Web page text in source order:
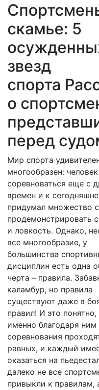
скамье: 5
звезд
спорта
о
перед
Мир спорта
многообразен:
соревноваться еще с
времен и к
придумал множество
продемонстрировать
и ловкость. Однако,
все многообразие, у
большинства
дисциплин есть одна
черта – правила.
каламбур, но правила
существуют даже в
правил! И это понятно,
именно благодаря ним
соревнования
равных, и каждый
оказаться на
далеко не все
привыкли к правилам,